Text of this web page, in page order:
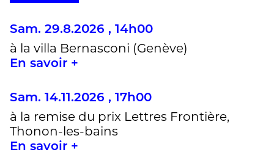
Sam. 29.8.2026 , 14h00
à la villa Bernasconi (Genève)
En savoir +
Sam. 14.11.2026 , 17h00
à la remise du prix Lettres Frontière,
Thonon-les-bains
En savoir +